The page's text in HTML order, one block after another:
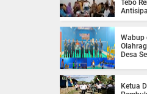
Tebo
Wabup
Desa
Ketua